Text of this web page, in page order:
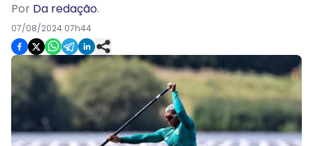
Por Da redação.
07/08/2024 07h44